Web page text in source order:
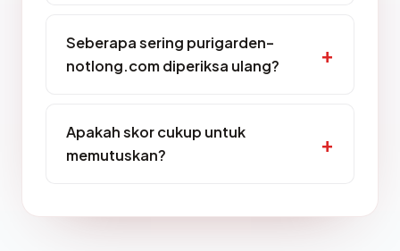
Seberapa sering purigarden-
notlong.com diperiksa ulang?
Apakah skor cukup untuk
memutuskan?